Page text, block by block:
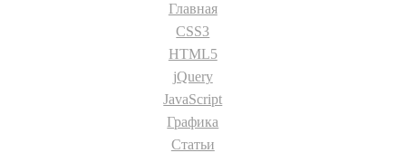
Главная
CSS3
HTML5
jQuery
JavaScript
Графика
Статьи